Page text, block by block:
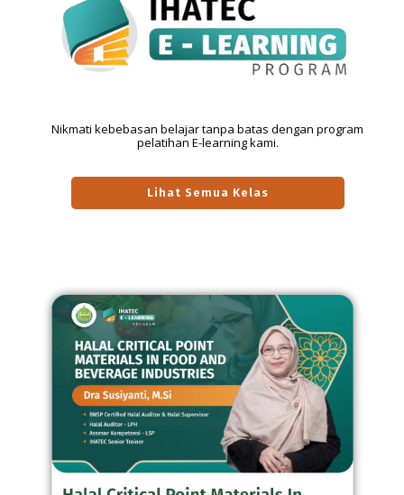
Nikmati kebebasan belajar tanpa batas dengan program
pelatihan E-learning kami.
Lihat Semua Kelas